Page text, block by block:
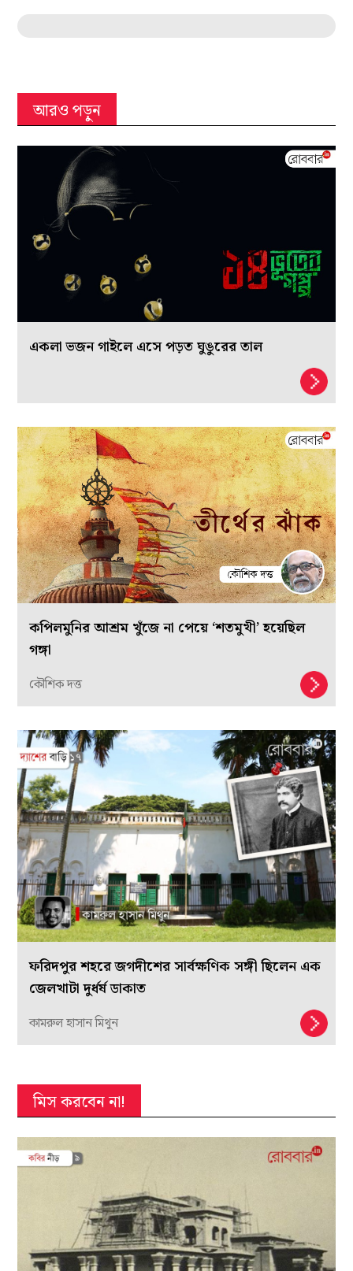
আরও পড়ুন
একলা ভজন গাইলে এসে পড়ত ঘুঙুরের তাল
কপিলমুনির আশ্রম খুঁজে না পেয়ে ‘শতমুখী’ হয়েছিল
গঙ্গা
কৌশিক দত্ত
ফরিদপুর শহরে জগদীশের সার্বক্ষণিক সঙ্গী ছিলেন এক
জেলখাটা দুর্ধর্ষ ডাকাত
কামরুল হাসান মিথুন
মিস করবেন না!